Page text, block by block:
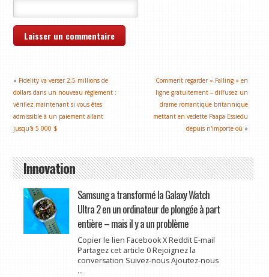
« Fidelity va verser 2,5 millions de
dollars dans un nouveau règlement :
vérifiez maintenant si vous êtes
admissible à un paiement allant
jusqu'à 5 000 $
Comment regarder « Falling » en
ligne gratuitement – diffusez un
drame romantique britannique
mettant en vedette Paapa Essiedu
depuis n'importe où »
Innovation
Samsung a transformé la Galaxy Watch
Ultra 2 en un ordinateur de plongée à part
entière – mais il y a un problème
Copier le lien Facebook X Reddit E-mail
Partagez cet article 0 Rejoignez la
conversation Suivez-nous Ajoutez-nous
...